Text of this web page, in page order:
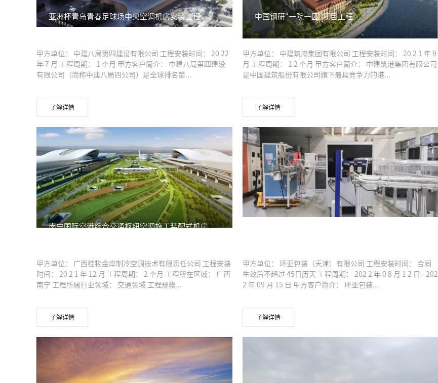
亚洲杯青岛青春足球场中央空调机房安装工程
甲方单位： 中建八局第四建设有限公司 工程安装时间： 20 22
年 7 月 工程周期： 1 个月 甲方客户简介： 中建八局第四建设
有限公司（简称中建八局四公司）是全球排名第...
了解详情
中国钢研“一院一园”项目工程
甲方单位： 中建筑港集团有限公司 工程安装时间： 20 2 1 年 9
月 工程周期： 1 2 个月 甲方客户简介： 中建筑港集团有限公司
是中国建筑股份有限公司旗下最具竞争力的港...
了解详情
南宁国际空港综合交通枢纽空调施工装配式机房
甲方单位： 广西桂物金岸制冷空调技术有限责任公司 工程安装
时间： 20 2 1 年 12 月 工程周期： 2 个月 工程所在区域： 广西
南宁 工程所属行业领域： 交通领域 工程规模...
了解详情
甲方单位： 环亚包装（天津）有限公司 工程安装时间： 合同
生效后不超过 45日历天 工程周期： 202 2 年 0 8 月 1 2 日 - 202
2 年 09 月 15 日 甲方客户简介： 环亚包装...
了解详情